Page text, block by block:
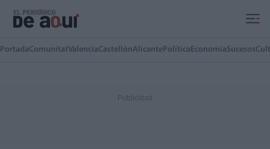
PortadaComunitatValenciaCastellónAlicante Política EconomíaSucesos